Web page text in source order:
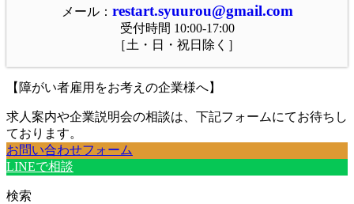
メール： restart.syuurou@gmail.com
受付時間 10:00-17:00
［土・日・祝日除く］
【障がい者雇用をお考えの企業様へ】
求人案内や企業説明会の相談は、下記フォームにてお待ちし
ております。
お問い合わせフォーム
LINEで相談
検索